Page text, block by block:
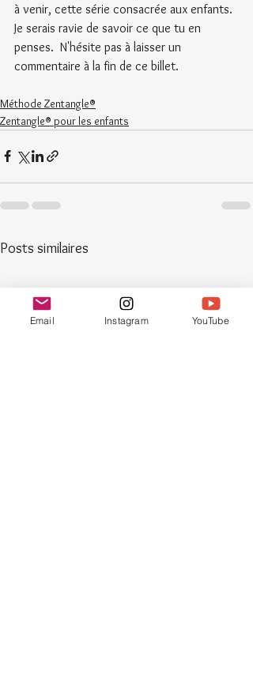
à venir, cette série consacrée aux enfants.
Je serais ravie de savoir ce que tu en
penses.  N'hésite pas à laisser un
commentaire à la fin de ce billet.
Méthode Zentangle®
Zentangle® pour les enfants
Posts similaires
Email Instagram YouTube